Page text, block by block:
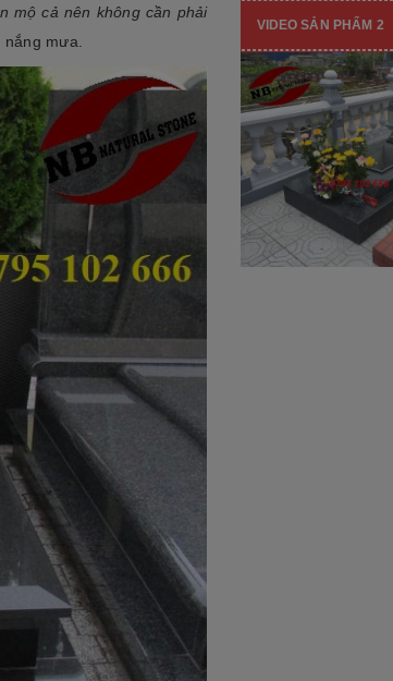
mộ cả nên không cần phải
mưa.
VIDEO SẢN PHẨM 2